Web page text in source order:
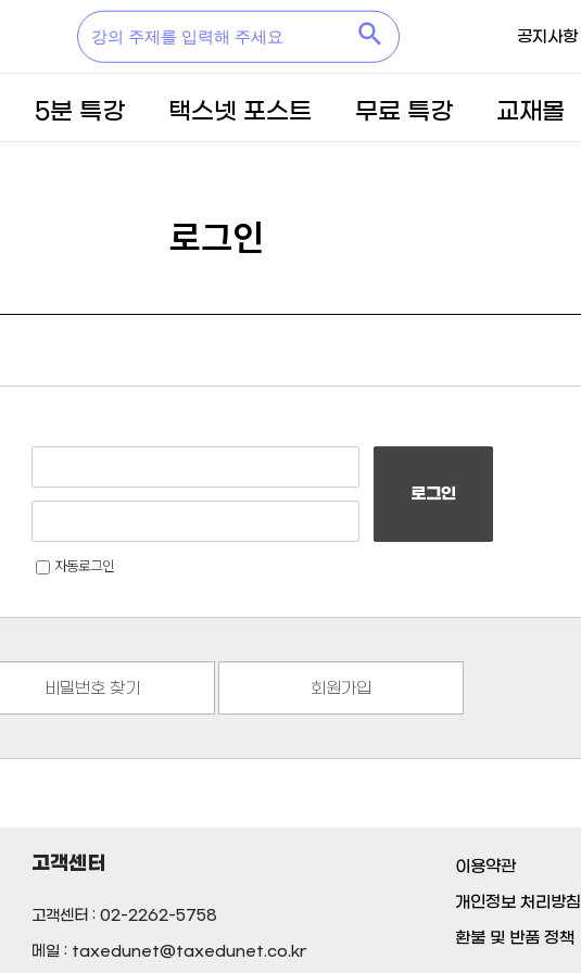
공지사항
5분 특강 택스넷 포스트 무료 특강 교재몰
로그인
자동로그인
로그인
비밀번호 찾기 회원가입
고객센터
고객센터 : 02-2262-5758
메일 : taxedunet@taxedunet.co.kr
이용약관
개인정보 처리방침
환불 및 반품 정책